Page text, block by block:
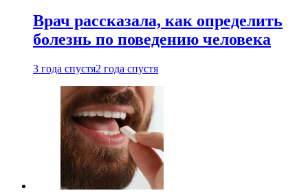
Врач рассказала, как определить
болезнь по поведению человека
3 года спустя2 года спустя